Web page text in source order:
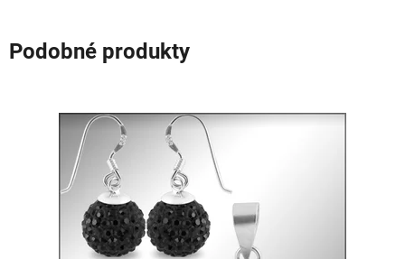
Podobné produkty